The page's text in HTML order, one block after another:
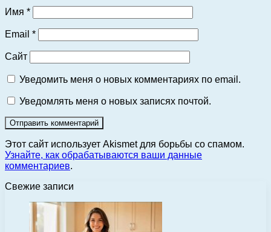
Имя *
Email *
Сайт
Уведомить меня о новых комментариях по email.
Уведомлять меня о новых записях почтой.
Этот сайт использует Akismet для борьбы со спамом.
Узнайте, как обрабатываются ваши данные
комментариев.
Свежие записи